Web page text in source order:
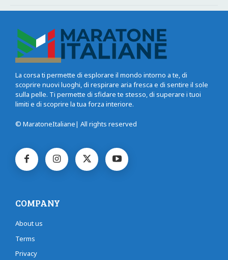
La corsa ti permette di esplorare il mondo intorno a te, di
scoprire nuovi luoghi, di respirare aria fresca e di sentire il sole
sulla pelle. Ti permette di sfidare te stesso, di superare i tuoi
limiti e di scoprire la tua forza interiore.
© MaratoneItaliane| All rights reserved
COMPANY
About us
Terms
Privacy